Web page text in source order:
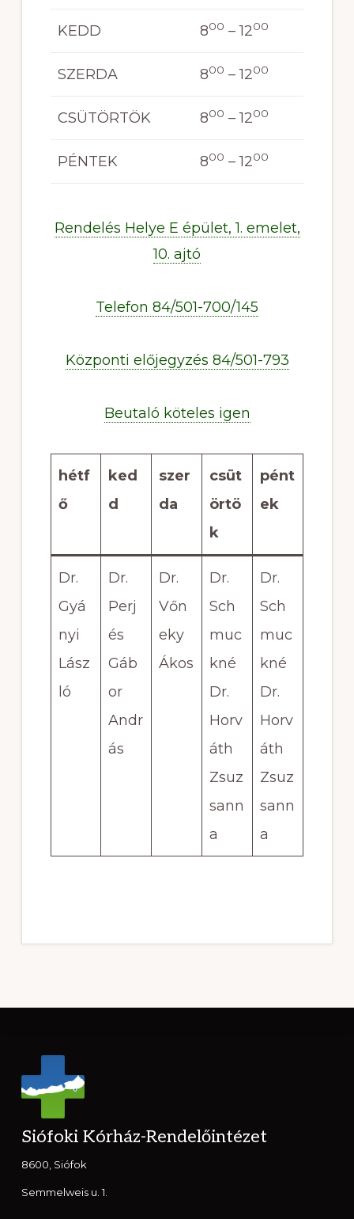
KEDD 800 – 1200
SZERDA 800 – 1200
CSÜTÖRTÖK 800 – 1200
PÉNTEK 800 – 1200
Rendelés Helye E épület, 1. emelet,
10. ajtó
Telefon 84/501-700/145
Központi előjegyzés 84/501-793
Beutaló köteles igen
hétf
ő
ked
d
szer
da
csüt
örtö
k
pént
ek
Dr.
Gyá
nyi
Lász
ló
Dr.
Perj
és
Gáb
or
Andr
ás
Dr.
Vőn
eky
Ákos
Dr.
Sch
muc
kné
Dr.
Horv
áth
Zsuz
sann
a
Dr.
Sch
muc
kné
Dr.
Horv
áth
Zsuz
sann
a
Footer
Siófoki Kórház-Rendelőintézet
8600, Siófok
Semmelweis u. 1.